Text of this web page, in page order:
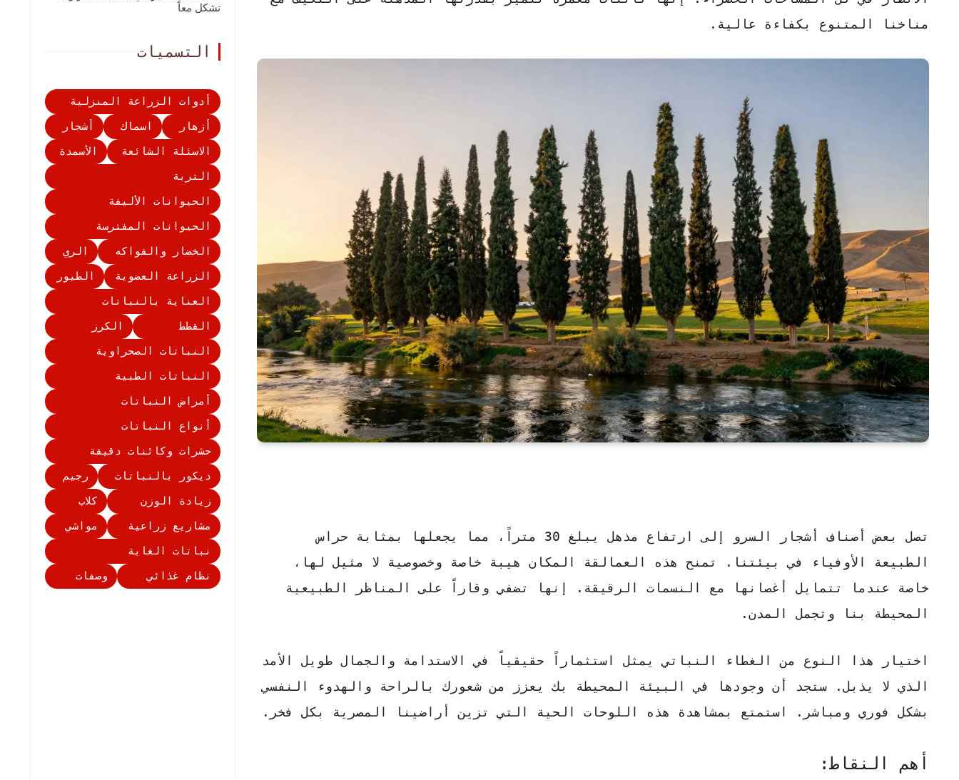
مناخنا المتنوع بكفاءة عالية.
تصل بعض أصناف أشجار السرو
إلى ارتفاع مذهل يبلغ 30 متراً، مما يجعلها بمثابة حراس
الطبيعة الأوفياء في بيئتنا. تمنح هذه العمالقة المكان هيبة خاصة وخصوصية لا مثيل لها،
خاصة عندما تتمايل أغصانها مع النسمات الرقيقة. إنها تضفي وقاراً على المناظر الطبيعية
المحيطة بنا وتجمل المدن.
اختيار هذا النوع من الغطاء النباتي يمثل استثماراً حقيقياً في الاستدامة والجمال طويل الأمد
الذي لا يذبل. ستجد أن وجودها في البيئة المحيطة بك يعزز من شعورك بالراحة والهدوء النفسي
بشكل فوري ومباشر. استمتع بمشاهدة هذه اللوحات الحية التي تزين أراضينا المصرية بكل فخر.
أهم النقاط:
تشكل معاً
التسميات
أدوات الزراعة المنزلية
أزهار
اسماك
أشجار
الاسئلة الشائعة
الأسمدة
التربة
الحيوانات الأليفة
الحيوانات المفترسة
الخضار والفواكه
الري
الزراعة العضوية
الطيور
العناية بالنباتات
القطط
الكرز
النباتات الصحراوية
النباتات الطبية
أمراض النباتات
أنواع النباتات
حشرات وكائنات دقيقة
ديكور بالنباتات
رجيم
زيادة الوزن
كلاب
مشاريع زراعية
مواشي
نباتات الغابة
نظام غذائي
وصفات